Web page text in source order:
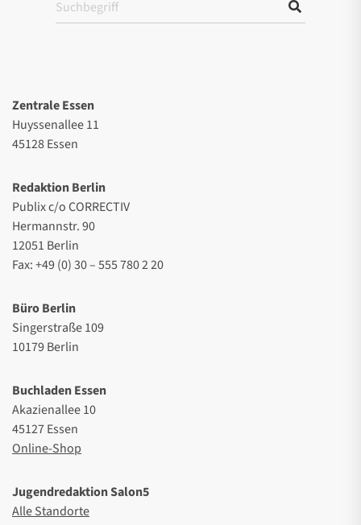
Zentrale Essen
Huyssenallee 11
45128 Essen
Redaktion Berlin
Publix c/o CORRECTIV
Hermannstr. 90
12051 Berlin
Fax: +49 (0) 30 – 555 780 2 20
Büro Berlin
Singerstraße 109
10179 Berlin
Buchladen Essen
Akazienallee 10
45127 Essen
Online-Shop
Jugendredaktion Salon5
Alle Standorte